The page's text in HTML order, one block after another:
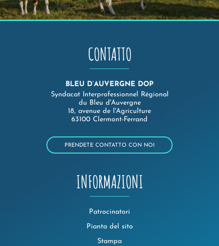
CONTATTO
BLEU D’AUVERGNE DOP
Syndacat Interprofessionnel Régional
du Bleu d'Auvergne
18, avenue de l'Agriculture
63100 Clermont-Ferrand
PRENDETE CONTATTO CON NOI
INFORMAZIONI
Patrocinatori
Pianta del sito
Stampa